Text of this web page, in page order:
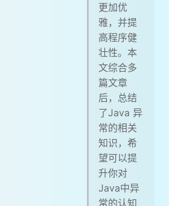
# 尽量使用标准的异常
# 对异常进行文档说明
# 不要忽略异常
# 不要记录并抛出异常
# 深入理解异常
更加优
雅，并提
高程序健
壮性。本
文综合多
篇文章
后，总结
了Java 异
常的相关
知识，希
望可以提
升你对
Java中异
常的认知